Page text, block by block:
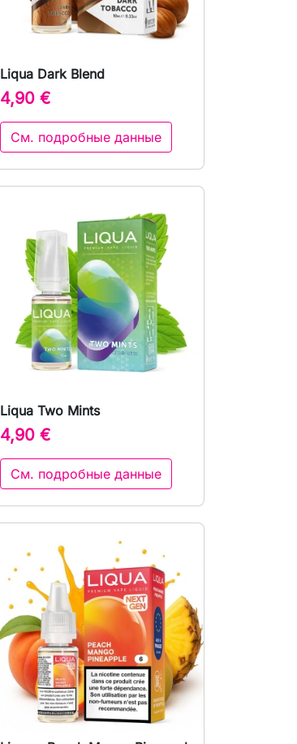
 Быстрый просмотр
Liqua Dark Blend
4,90 €
См. подробные данные
 Быстрый просмотр
Liqua Two Mints
4,90 €
См. подробные данные